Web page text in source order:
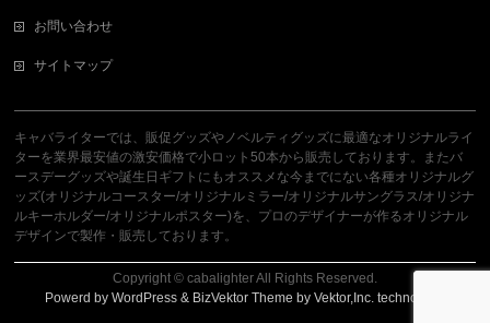
お問い合わせ
サイトマップ
キャバライターでは、販促グッズやノベルティグッズに最適なオリジナルライ
ターを業界最安値の激安価格で小ロット50本から販売しております。またバ
ースデーグッズや誕生日ギフトにもオススメな今までにない各種オリジナルグ
ッズ(オリジナルコースター/オリジナルミラー/オリジナルサングラス/オリジナ
ルキーホルダー/オリジナルポスター)を、プロのデザイナーが作るオリジナル
デザインで製作・販売しております。
Copyright © cabalighterAll Rights Reserved.
Powerd by WordPress& BizVektor Theme by Vektor,Inc.technology.